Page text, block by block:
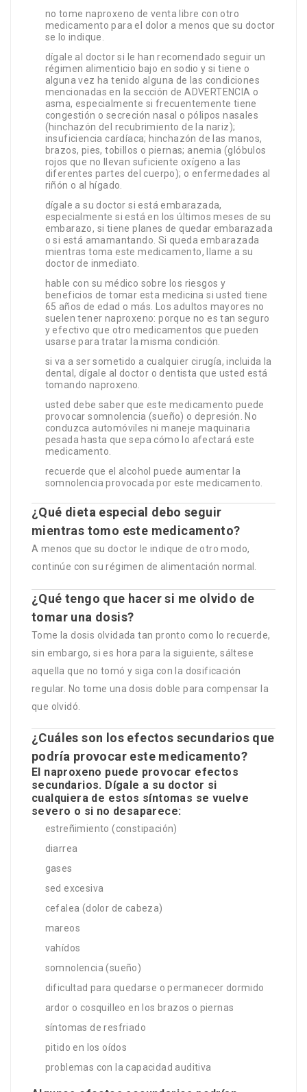
no tome naproxeno de venta libre con otro
medicamento para el dolor a menos que su doctor
se lo indique.
dígale al doctor si le han recomendado seguir un
régimen alimenticio bajo en sodio y si tiene o
alguna vez ha tenido alguna de las condiciones
mencionadas en la sección de ADVERTENCIA o
asma, especialmente si frecuentemente tiene
congestión o secreción nasal o pólipos nasales
(hinchazón del recubrimiento de la nariz);
insuficiencia cardíaca; hinchazón de las manos,
brazos, pies, tobillos o piernas; anemia (glóbulos
rojos que no llevan suficiente oxígeno a las
diferentes partes del cuerpo); o enfermedades al
riñón o al hígado.
dígale a su doctor si está embarazada,
especialmente si está en los últimos meses de su
embarazo, si tiene planes de quedar embarazada
o si está amamantando. Si queda embarazada
mientras toma este medicamento, llame a su
doctor de inmediato.
hable con su médico sobre los riesgos y
beneficios de tomar esta medicina si usted tiene
65 años de edad o más. Los adultos mayores no
suelen tener naproxeno: porque no es tan seguro
y efectivo que otro medicamentos que pueden
usarse para tratar la misma condición.
si va a ser sometido a cualquier cirugía, incluida la
dental, dígale al doctor o dentista que usted está
tomando naproxeno.
usted debe saber que este medicamento puede
provocar somnolencia (sueño) o depresión. No
conduzca automóviles ni maneje maquinaria
pesada hasta que sepa cómo lo afectará este
medicamento.
recuerde que el alcohol puede aumentar la
somnolencia provocada por este medicamento.
¿Qué dieta especial debo seguir
mientras tomo este medicamento?
A menos que su doctor le indique de otro modo,
continúe con su régimen de alimentación normal.
¿Qué tengo que hacer si me olvido de
tomar una dosis?
Tome la dosis olvidada tan pronto como lo recuerde,
sin embargo, si es hora para la siguiente, sáltese
aquella que no tomó y siga con la dosificación
regular. No tome una dosis doble para compensar la
que olvidó.
¿Cuáles son los efectos secundarios que
podría provocar este medicamento?
El naproxeno puede provocar efectos
secundarios. Dígale a su doctor si
cualquiera de estos síntomas se vuelve
severo o si no desaparece:
estreñimiento (constipación)
diarrea
gases
sed excesiva
cefalea (dolor de cabeza)
mareos
vahídos
somnolencia (sueño)
dificultad para quedarse o permanecer dormido
ardor o cosquilleo en los brazos o piernas
síntomas de resfriado
pitido en los oídos
problemas con la capacidad auditiva